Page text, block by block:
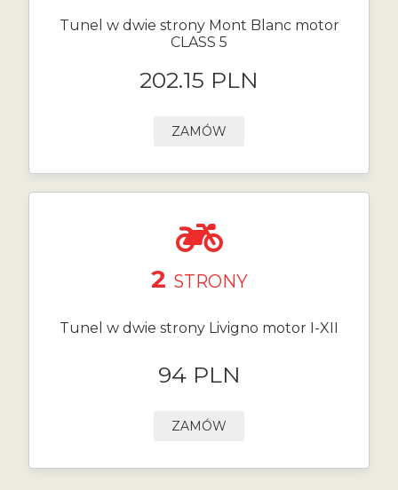
Tunel w dwie strony Mont Blanc motor
CLASS 5
202.15 PLN
ZAMÓW
2 STRONY
Tunel w dwie strony Livigno motor I-XII
94 PLN
ZAMÓW